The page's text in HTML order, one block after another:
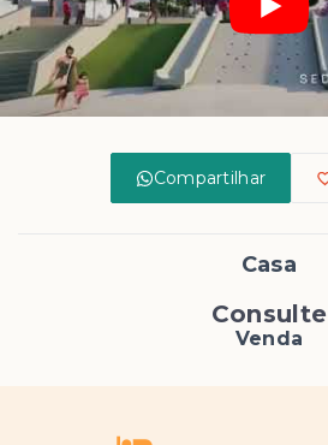
Compartilhar
Casa
Consulte
Venda